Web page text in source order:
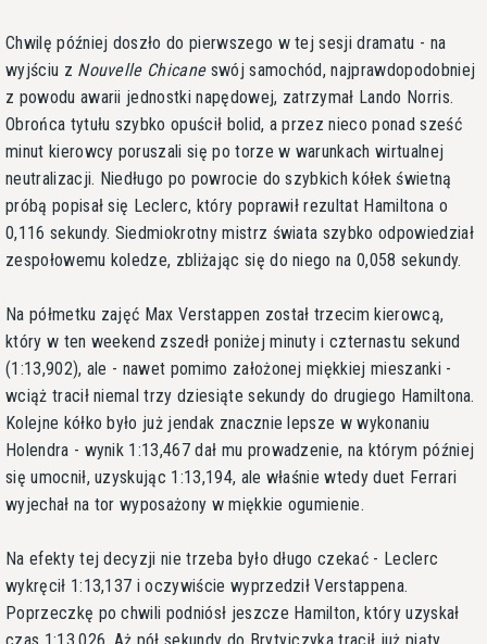
Chwilę później doszło do pierwszego w tej sesji dramatu - na
wyjściu z Nouvelle Chicaneswój samochód, najprawdopodobniej
z powodu awarii jednostki napędowej, zatrzymał Lando Norris.
Obrońca tytułu szybko opuścił bolid, a przez nieco ponad sześć
minut kierowcy poruszali się po torze w warunkach wirtualnej
neutralizacji. Niedługo po powrocie do szybkich kółek świetną
próbą popisał się Leclerc, który poprawił rezultat Hamiltona o
0,116 sekundy. Siedmiokrotny mistrz świata szybko odpowiedział
zespołowemu koledze, zbliżając się do niego na 0,058 sekundy.
Na półmetku zajęć Max Verstappen został trzecim kierowcą,
który w ten weekend zszedł poniżej minuty i czternastu sekund
(1:13,902), ale - nawet pomimo założonej miękkiej mieszanki -
wciąż tracił niemal trzy dziesiąte sekundy do drugiego Hamiltona.
Kolejne kółko było już jendak znacznie lepsze w wykonaniu
Holendra - wynik 1:13,467 dał mu prowadzenie, na którym później
się umocnił, uzyskując 1:13,194, ale właśnie wtedy duet Ferrari
wyjechał na tor wyposażony w miękkie ogumienie.
Na efekty tej decyzji nie trzeba było długo czekać - Leclerc
wykręcił 1:13,137 i oczywiście wyprzedził Verstappena.
Poprzeczkę po chwili podniósł jeszcze Hamilton, który uzyskał